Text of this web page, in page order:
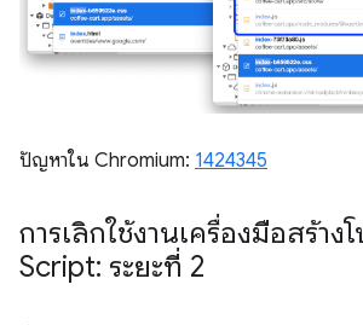
ปัญหาใน Chromium: 1424345
การเลิกใช้งานเครื่องมือสร้าง
Script: ระยะที่ 2